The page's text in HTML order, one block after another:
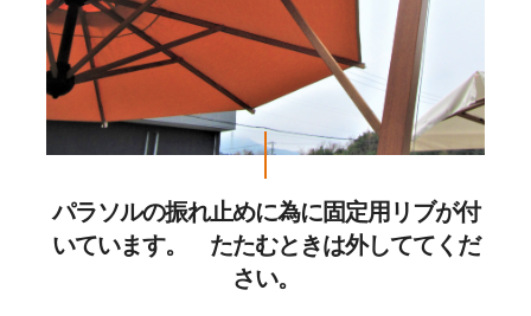
パラソルの振れ止めに為に固定用リブが付
いています。 たたむときは外しててくだ
さい。